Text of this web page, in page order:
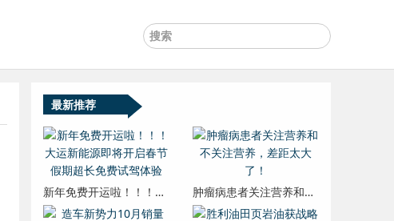
最新推荐
新年免费开运啦！！！大运新能源即将开启春节假期超长免费试驾体验 肿瘤病患者关注营养和不关注营养，差距太大了！